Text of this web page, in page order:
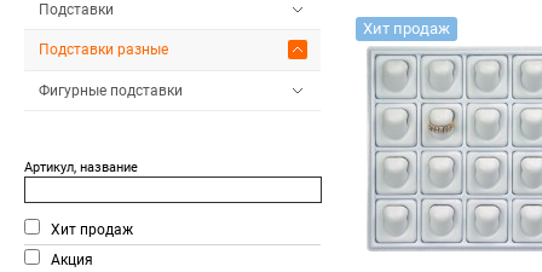
Подставки
Подставки разные
Фигурные подставки
Артикул, название
Хит продаж
Акция
Хит продаж